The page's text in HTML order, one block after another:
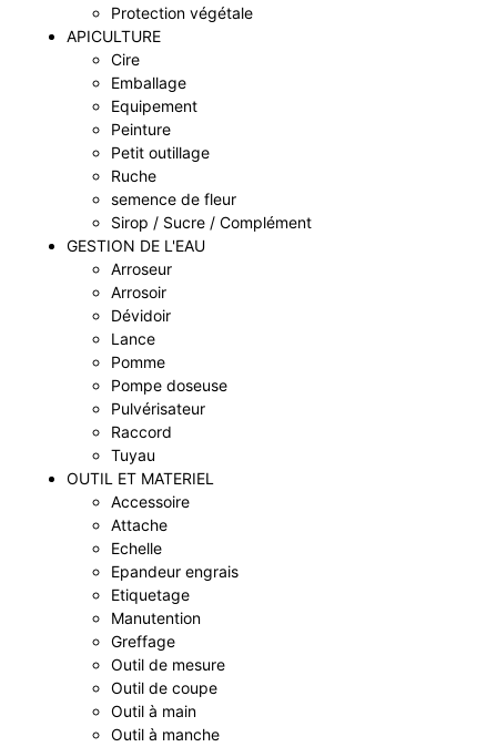
Protection végétale
APICULTURE
Cire
Emballage
Equipement
Peinture
Petit outillage
Ruche
semence de fleur
Sirop / Sucre / Complément
GESTION DE L'EAU
Arroseur
Arrosoir
Dévidoir
Lance
Pomme
Pompe doseuse
Pulvérisateur
Raccord
Tuyau
OUTIL ET MATERIEL
Accessoire
Attache
Echelle
Epandeur engrais
Etiquetage
Manutention
Greffage
Outil de mesure
Outil de coupe
Outil à main
Outil à manche